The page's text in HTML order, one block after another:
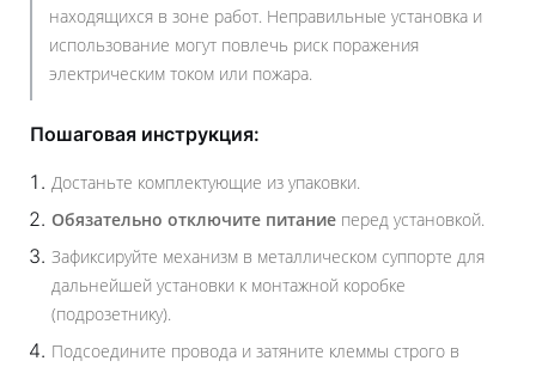
находящихся в зоне работ. Неправильные установка и
использование могут повлечь риск поражения
электрическим током или пожара.
Пошаговая инструкция:
Достаньте комплектующие из упаковки.
Обязательно отключите питание перед установкой.
Зафиксируйте механизм в металлическом суппорте для
дальнейшей установки к монтажной коробке
(подрозетнику).
Подсоедините провода и затяните клеммы строго в